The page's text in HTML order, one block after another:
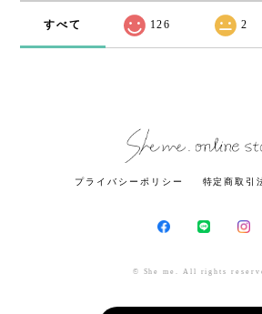
すべて 126 2
プライバシーポリシー 特定商取引
© She me. All rights